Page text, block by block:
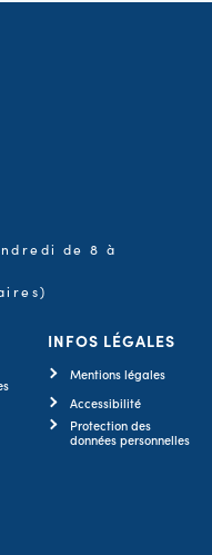
de 8 à
INFOS LÉGALES
Mentions légales
Accessibilité
Protection des
données personnelles